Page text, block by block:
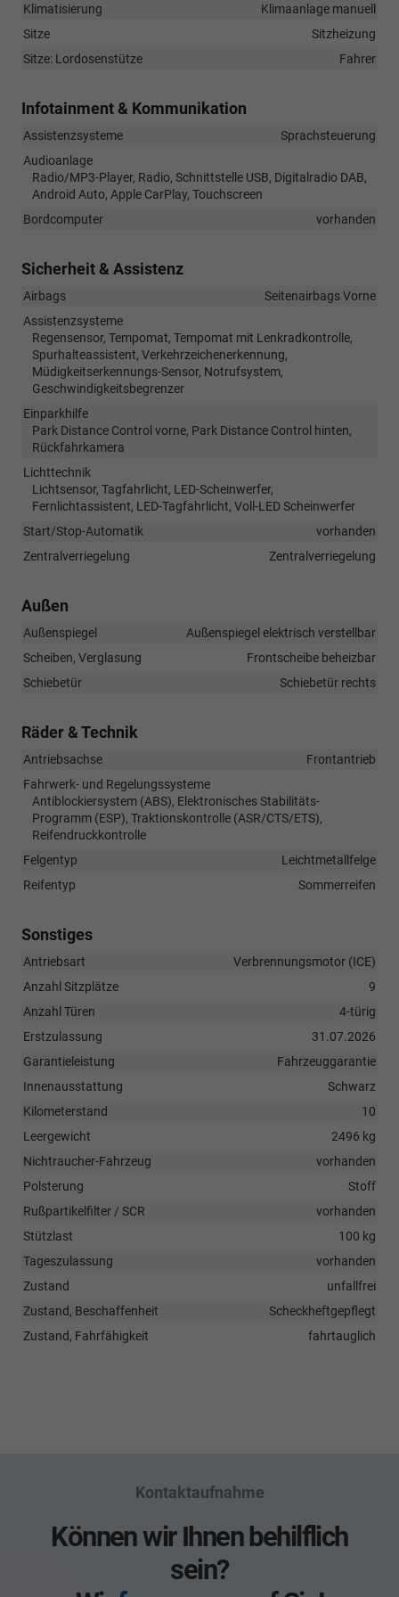
Klimatisierung
Klimaanlage manuell
Sitze
Sitzheizung
Sitze: Lordosenstütze
Fahrer
Infotainment & Kommunikation
Assistenzsysteme
Sprachsteuerung
Audioanlage
Radio/MP3-Player, Radio, Schnittstelle USB, Digitalradio DAB,
Android Auto, Apple CarPlay, Touchscreen
Bordcomputer
vorhanden
Sicherheit & Assistenz
Airbags
Seitenairbags Vorne
Assistenzsysteme
Regensensor, Tempomat, Tempomat mit Lenkradkontrolle,
Spurhalteassistent, Verkehrzeichenerkennung,
Müdigkeitserkennungs-Sensor, Notrufsystem,
Geschwindigkeitsbegrenzer
Einparkhilfe
Park Distance Control vorne, Park Distance Control hinten,
Rückfahrkamera
Lichttechnik
Lichtsensor, Tagfahrlicht, LED-Scheinwerfer,
Fernlichtassistent, LED-Tagfahrlicht, Voll-LED Scheinwerfer
Start/Stop-Automatik
vorhanden
Zentralverriegelung
Zentralverriegelung
Außen
Außenspiegel
Außenspiegel elektrisch verstellbar
Scheiben, Verglasung
Frontscheibe beheizbar
Schiebetür
Schiebetür rechts
Räder & Technik
Antriebsachse
Frontantrieb
Fahrwerk- und Regelungssysteme
Antiblockiersystem (ABS), Elektronisches Stabilitäts-
Programm (ESP), Traktionskontrolle (ASR/CTS/ETS),
Reifendruckkontrolle
Felgentyp
Leichtmetallfelge
Reifentyp
Sommerreifen
Sonstiges
Antriebsart
Verbrennungsmotor (ICE)
Anzahl Sitzplätze
9
Anzahl Türen
4-türig
Erstzulassung
31.07.2026
Garantieleistung
Fahrzeuggarantie
Innenausstattung
Schwarz
Kilometerstand
10
Leergewicht
2496 kg
Nichtraucher-Fahrzeug
vorhanden
Polsterung
Stoff
Rußpartikelfilter / SCR
vorhanden
Stützlast
100 kg
Tageszulassung
vorhanden
Zustand
unfallfrei
Zustand, Beschaffenheit
Scheckheftgepflegt
Zustand, Fahrfähigkeit
fahrtauglich
Kontaktaufnahme
Können wir Ihnen behilflich
sein?